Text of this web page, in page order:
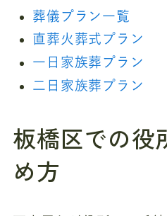
葬儀プラン一覧
直葬火葬式プラン
一日家族葬プラン
二日家族葬プラン
板橋区での役
め方